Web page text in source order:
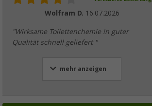
Wolfram D. 16.07.2026
"Wirksame Toilettenchemie in guter
Qualität schnell geliefert "
mehr anzeigen